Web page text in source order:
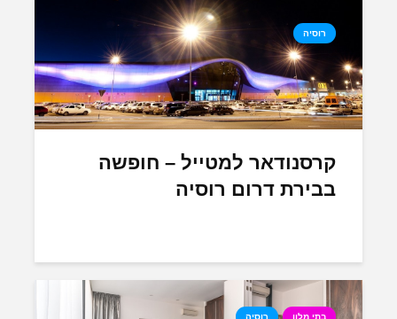
רוסיה
קרסנודאר למטייל – חופשה
בבירת דרום רוסיה
בתי מלון רוסיה